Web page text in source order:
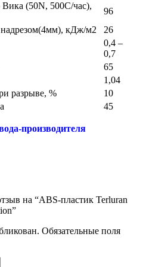
Вика (50N, 500С/час),
96
надрезом(4мм), кДж/м2
26
0,4 –
0,7
65
1,04
разрыве, %
10
45
производителя
на “ABS-пластик Terluran
Обязательные поля